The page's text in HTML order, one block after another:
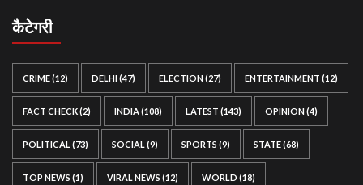
कैटेगरी
CRIME(12) DELHI(47) ELECTION(27) ENTERTAINMENT (12)
FACT CHECK(2) INDIA(108) LATEST (143) OPINION(4)
POLITICAL (73) SOCIAL (9) SPORTS (9) STATE(68)
TOP NEWS (1) VIRAL NEWS (12) WORLD (18)